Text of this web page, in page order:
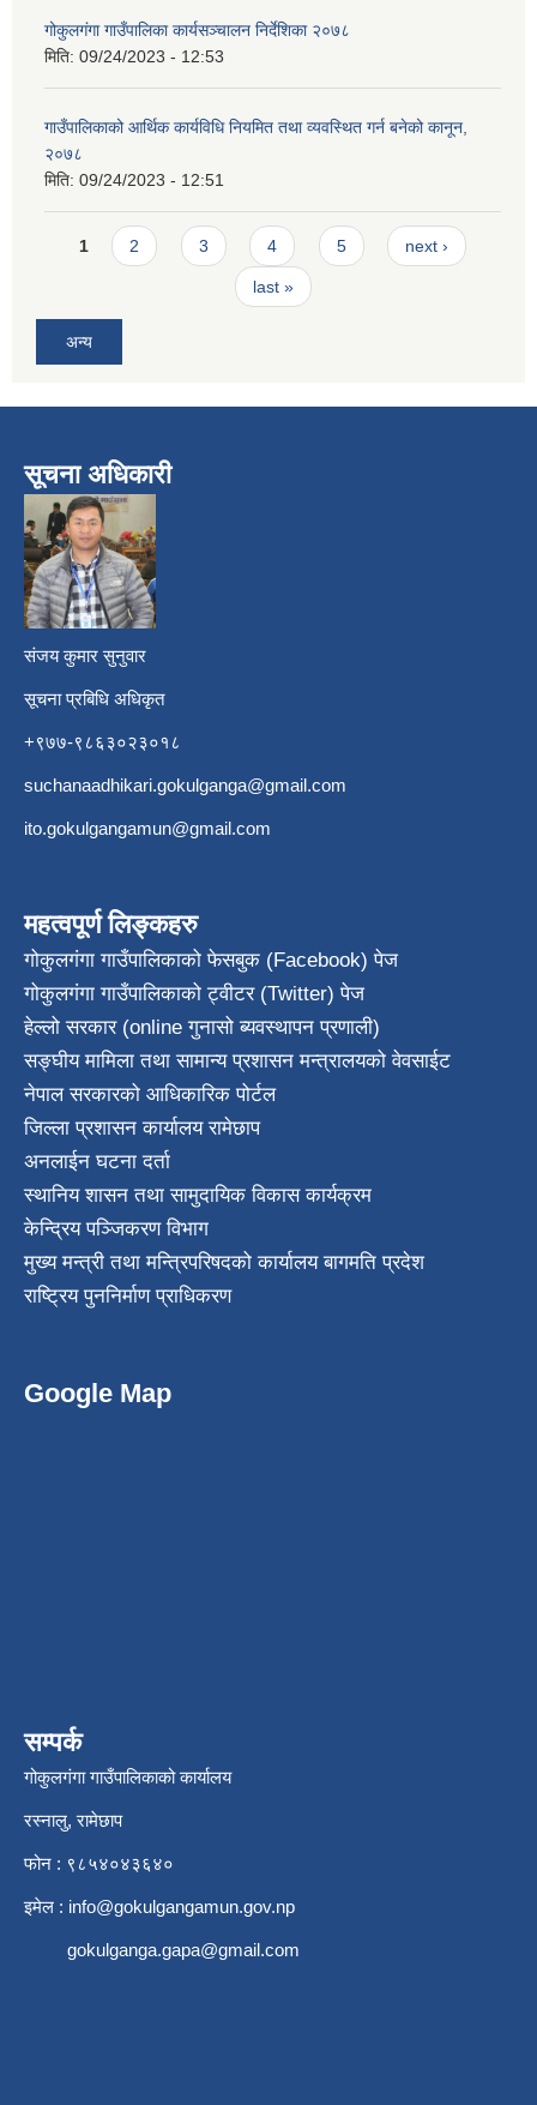
गोकुलगंगा गाउँपालिका कार्यसञ्चालन निर्देशिका २०७८
मिति: 09/24/2023 - 12:53
गाउँपालिकाको आर्थिक कार्यविधि नियमित तथा व्यवस्थित गर्न बनेको कानून,
२०७८
मिति: 09/24/2023 - 12:51
Pages
1 2 3 4 5 next ›
last »
अन्य
सूचना अधिकारी
संजय कुमार सुनुवार
सूचना प्रबिधि अधिकृत
+९७७-९८६३०२३०१८
suchanaadhikari.gokulganga@gmail.com
ito.gokulgangamun@gmail.com
महत्वपूर्ण लिङ्कहरु
गोकुलगंगा गाउँपालिकाको फेसबुक (Facebook) पेज
गोकुलगंगा गाउँपालिकाको ट्वीटर (Twitter) पेज
हेल्लो सरकार (online गुनासो ब्यवस्थापन प्रणाली)
सङ्घीय मामिला तथा सामान्य प्रशासन मन्त्रालयको वेवसाईट
नेपाल सरकारको आधिकारिक पोर्टल
जिल्ला प्रशासन कार्यालय रामेछाप
अनलाईन घटना दर्ता
स्थानिय शासन तथा सामुदायिक विकास कार्यक्रम
केन्द्रिय पञ्जिकरण विभाग
मुख्य मन्त्री तथा मन्त्रिपरिषदको कार्यालय बागमति प्रदेश
राष्ट्रिय पुननिर्माण प्राधिकरण
Google Map
सम्पर्क
गोकुलगंगा गाउँपालिकाको कार्यालय
रस्नालु, रामेछाप
फोन : ९८५४०४३६४०
इमेल : info@gokulgangamun.gov.np
gokulganga.gapa@gmail.com